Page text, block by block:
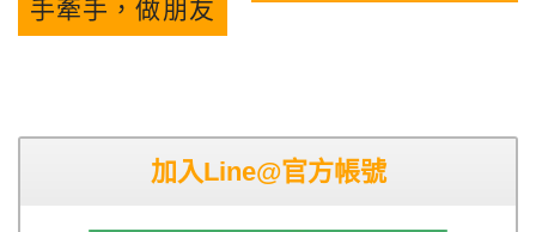
手牽手，做朋友
加入Line@官方帳號